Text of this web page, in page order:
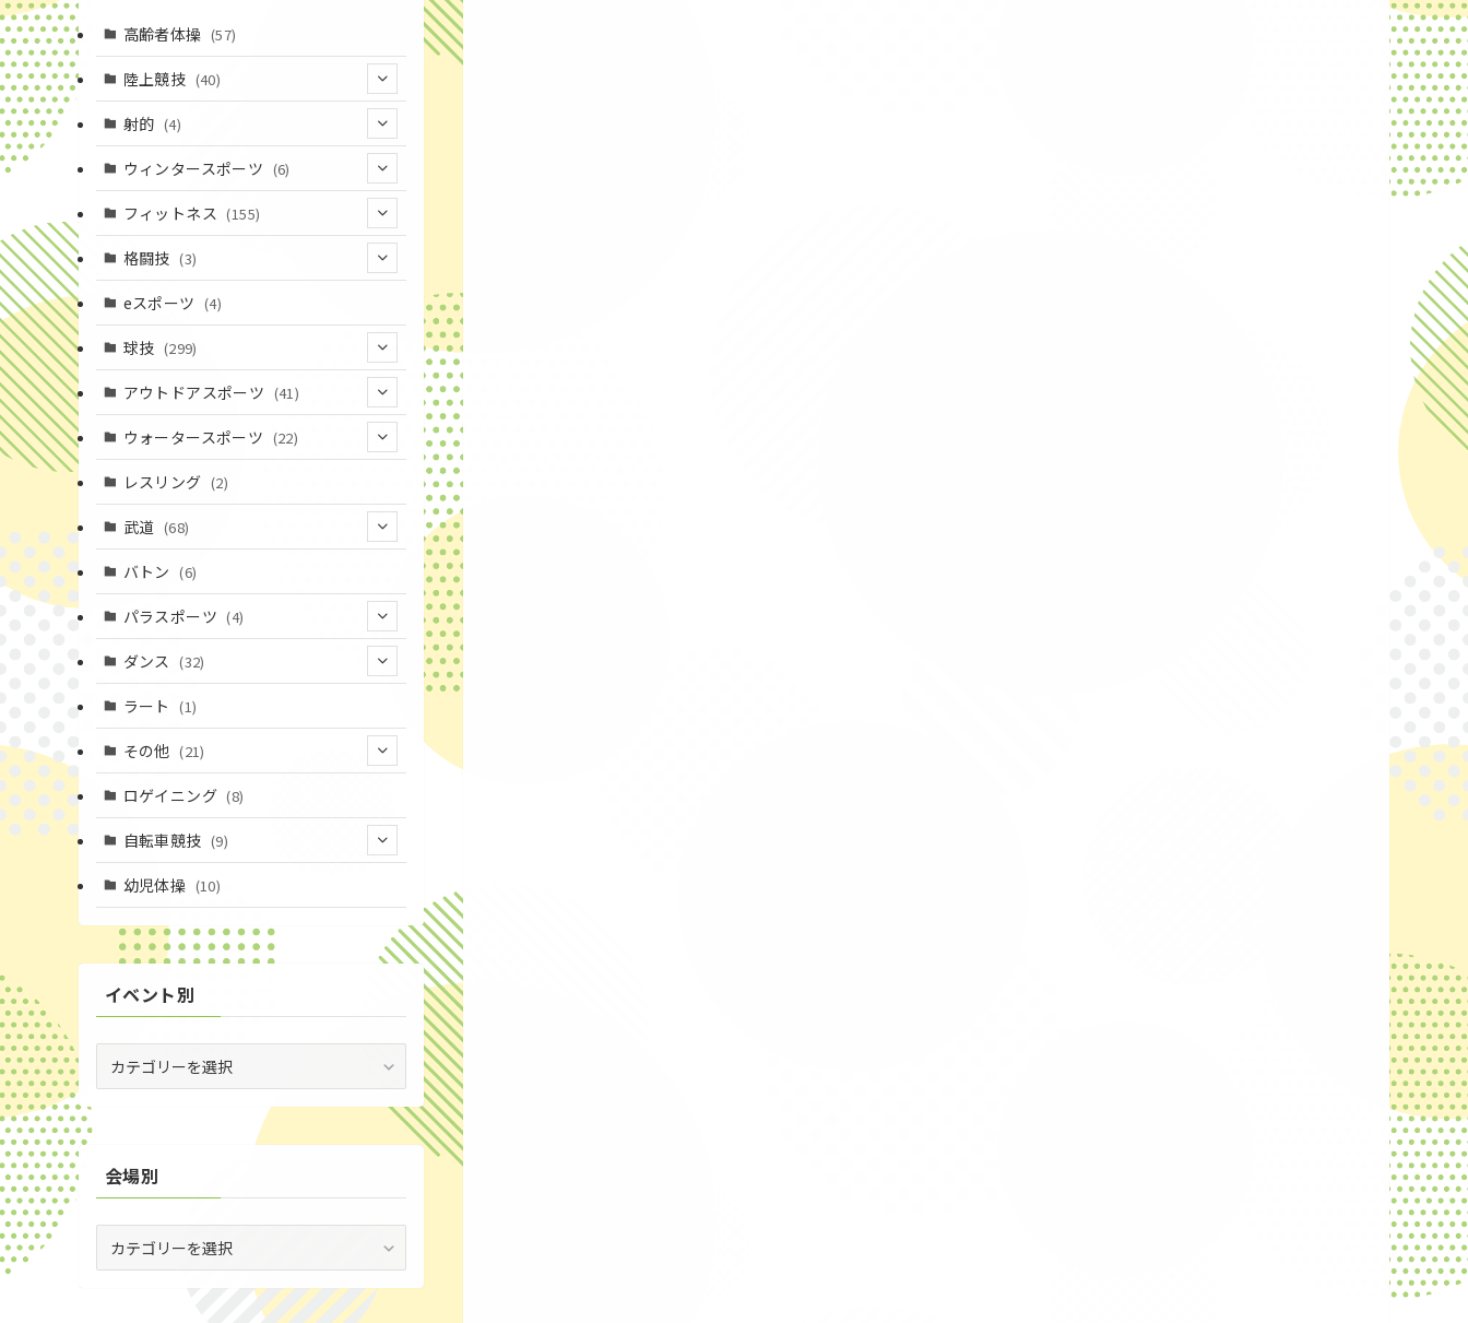
高齢者体操 (57)
陸上競技 (40)
(2)
(1)
射的 (4)
(4)
ウィンタースポーツ (6)
(6)
フィットネス (155)
(16)
(37)
(18)
(43)
(52)
格闘技 (3)
(3)
eスポーツ (4)
球技 (299)
(20)
(14)
(10)
(16)
(12)
(19)
(11)
(3)
(14)
(4)
(20)
(6)
(72)
(3)
(2)
(29)
(35)
アウトドアスポーツ (41)
(4)
(8)
ウォータースポーツ (22)
(7)
(15)
(1)
レスリング (2)
武道 (68)
(23)
(10)
(16)
(6)
バトン (6)
パラスポーツ (4)
ダンス (32)
(3)
(2)
ラート (1)
その他 (21)
(4)
(1)
ロゲイニング (8)
自転車競技 (9)
幼児体操 (10)
イベント別
会場別